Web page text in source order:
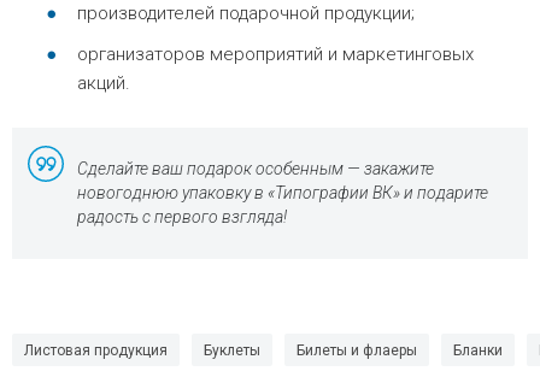
Листовая продукция Буклеты Билеты и флаеры Бланки
производителей подарочной продукции;
организаторов мероприятий и маркетинговых
акций.
Сделайте ваш подарок особенным — закажите
новогоднюю упаковку в «Типографии ВК» и подарите
радость с первого взгляда!